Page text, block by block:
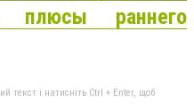
плюсы раннего
текст і натисніть Ctrl + Enter, щоб